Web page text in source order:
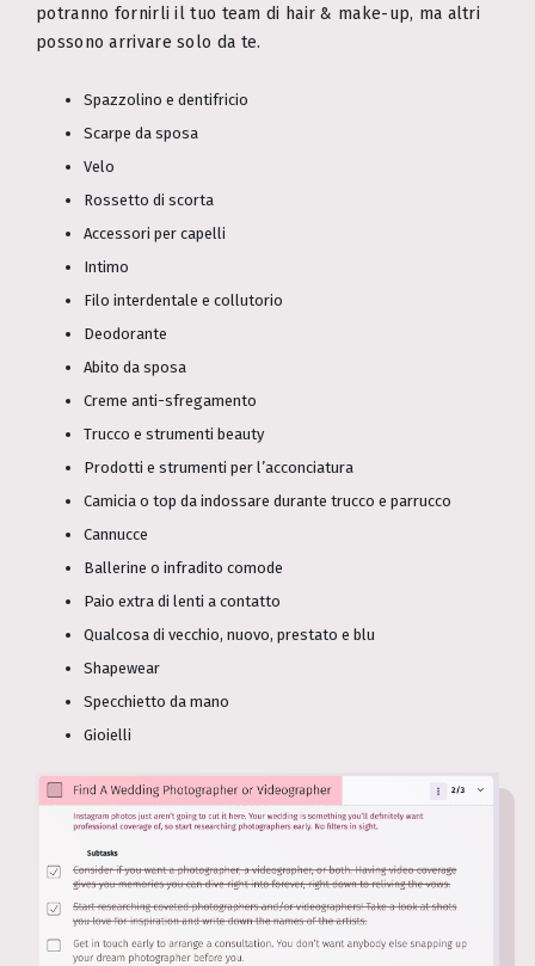
potranno fornirli il tuo team di hair & make-up, ma altri
possono arrivare solo da te.
Spazzolino e dentifricio
Scarpe da sposa
Velo
Rossetto di scorta
Accessori per capelli
Intimo
Filo interdentale e collutorio
Deodorante
Abito da sposa
Creme anti-sfregamento
Trucco e strumenti beauty
Prodotti e strumenti per l’acconciatura
Camicia o top da indossare durante trucco e parrucco
Cannucce
Ballerine o infradito comode
Paio extra di lenti a contatto
Qualcosa di vecchio, nuovo, prestato e blu
Shapewear
Specchietto da mano
Gioielli